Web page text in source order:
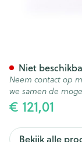
€ 121,01
Niet
Neem contact op
we samen de
Bekijk alle